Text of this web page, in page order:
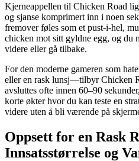
Kjerneappellen til Chicken Road
og sjanse komprimert inn i noen
fremover føles som et pust‑i‑hel,
chicken mot sitt gyldne egg, og du
videre eller gå tilbake.
For den moderne gameren som
eller en rask lunsj—tilbyr Chicken
avsluttes ofte innen 60–90
korte økter hvor du kan teste en
videre uten å bli værende på
Oppsett for en Rask
Innsatsstørrelse og